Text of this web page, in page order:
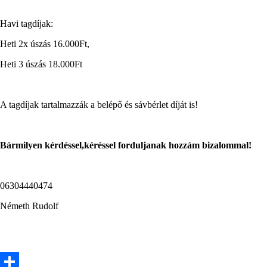
Havi tagdíjak:
Heti 2x úszás 16.000Ft,
Heti 3 úszás 18.000Ft
A tagdíjak tartalmazzák a belépő és sávbérlet díját is!
Bármilyen kérdéssel,kéréssel forduljanak hozzám bizalommal!
06304440474
Németh Rudolf